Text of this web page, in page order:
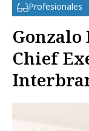
Profesionales
Chief